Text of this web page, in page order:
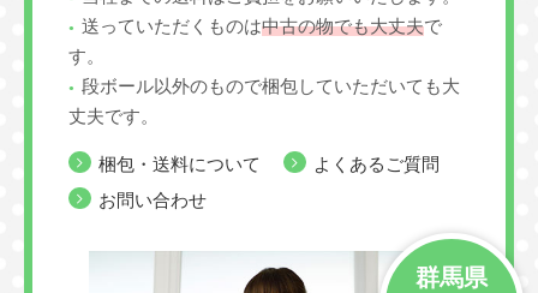
送っていただくものは中古の物でも大丈夫で
す。
段ボール以外のもので梱包していただいても大
丈夫です。
梱包・送料について
よくあるご質問
お問い合わせ
群馬県